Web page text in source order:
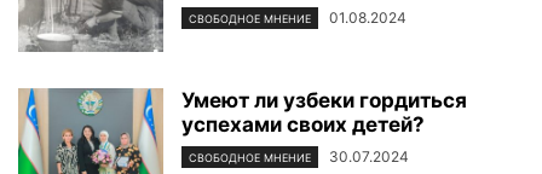
СВОБОДНОЕ МНЕНИЕ 01.08.2024
Умеют ли узбеки гордиться
успехами своих детей?
СВОБОДНОЕ МНЕНИЕ 30.07.2024